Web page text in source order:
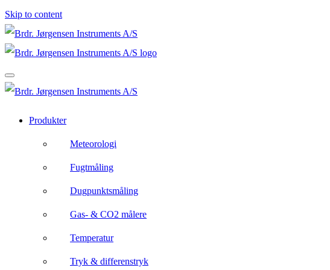
Skip to content
Produkter
Meteorologi
Fugtmåling
Dugpunktsmåling
Gas- & CO2 målere
Temperatur
Tryk & differenstryk